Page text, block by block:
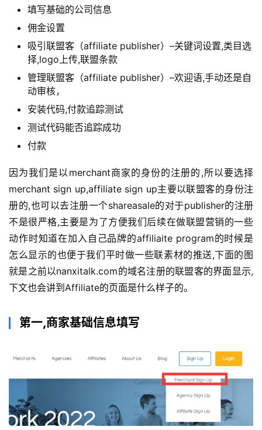
填写基础的公司信息
佣金设置
吸引联盟客（affiliate publisher）–关键词设置,类目选
择,logo上传,联盟条款
管理联盟客（affiliate publisher）–欢迎语,手动还是自
动审核，
安装代码,付款追踪测试
测试代码能否追踪成功
付款
因为我们是以merchant商家的身份的注册的,所以要选择
merchant sign up,affiliate sign up主要以联盟客的身份注
册的,也可以去注册一个shareasale的对于publisher的注册
不是很严格,主要是为了方便我们后续在做联盟营销的一些
动作时知道在加入自己品牌的affiliaite program的时候是
怎么显示的也便于我们平时做一些联素材的推送,下面的图
就是之前以nanxitalk.com的域名注册的联盟客的界面显示,
下文也会讲到Affiliate的页面是什么样子的。
第一,商家基础信息填写